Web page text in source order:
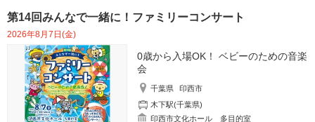
第14回みんなで一緒に！ファミリーコンサート
2026年8月7日(金)
0歳から入場OK！ ベビーのための音楽
会
千葉県
印西市
木下駅(千葉県)
印西市文化ホール 多目的室